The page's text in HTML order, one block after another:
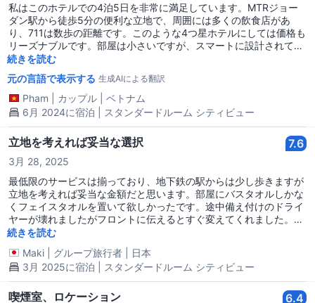
私はこのホテルでの4泊5日を非常に満足しています。MTRジョー
ダン駅から徒歩5分の便利な立地で、周囲には多くの飲食店があ
り、711は数歩の距離です。このような4つ星ホテルにしては価格も
リーズナブルです。部屋は小さいですが、スマートに設計されてい
るため、狭く感じることはなく、毎日掃除してもらえます。スタッ
フは親切でフレンドリーです。香港に行く方はぜひこのホテルに泊
まってください。
続きを読む
元の言語で表示する 生成AIによる翻訳
Pham カップル
ベトナム
6月 2024に宿泊 | スタンダードルーム シティビュー
立地を考えれば妥当な選択 7.6
3月 28, 2025
最低限のサービスは揃っており、地下鉄の駅からは少し歩きますが
立地を考えれば妥当な金額だと思います。部屋にバスタオルしかな
くフェイスタオルを置いて欲しかったです。途中備え付けのドライ
ヤーが壊れましたがフロントに伝えるとすぐ変えてくれました。部
屋着はありませんので持参をおすすめします。
続きを読む
Maki
グループ旅行者
日本
3月 2025に宿泊 | スタンダードルーム シティビュー
喫煙室、ロケーション 6.4